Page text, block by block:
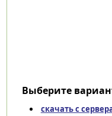
Выберите
скачать с